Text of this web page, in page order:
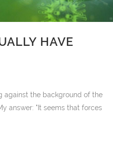
HAVE
against the background of the
answer: "It seems that forces